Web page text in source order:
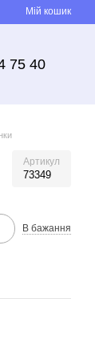
Мій кошик
75 40
Артикул
73349
В бажання